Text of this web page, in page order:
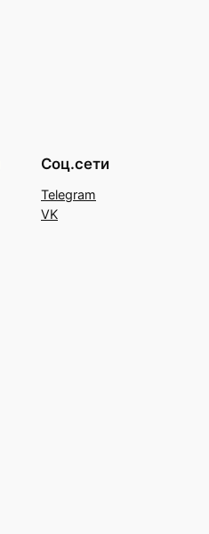
Соц.сети
Telegram
VK